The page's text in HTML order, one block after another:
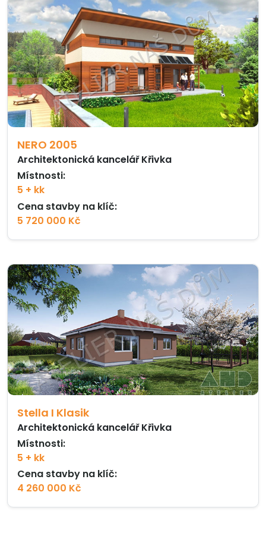
NERO 2005
Architektonická kancelář Křivka
Místnosti:
5 + kk
Cena stavby na klíč:
5 720 000 Kč
Stella I Klasik
Architektonická kancelář Křivka
Místnosti:
5 + kk
Cena stavby na klíč:
4 260 000 Kč